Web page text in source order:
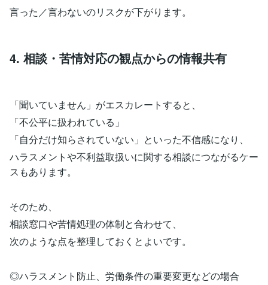
言った／言わないのリスクが下がります。
4. 相談・苦情対応の観点からの情報共有
「聞いていません」がエスカレートすると、
「不公平に扱われている」
「自分だけ知らされていない」といった不信感になり、
ハラスメントや不利益取扱いに関する相談につながるケー
スもあります。
そのため、
相談窓口や苦情処理の体制と合わせて、
次のような点を整理しておくとよいです。
◎ハラスメント防止、労働条件の重要変更などの場合